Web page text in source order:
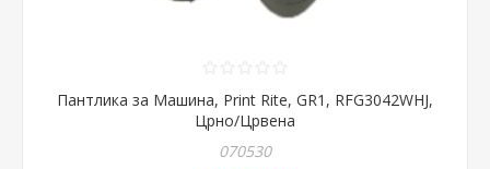
Пантлика за Машина, Print Rite, GR1, RFG3042WHJ,
Црно/Црвена
070530